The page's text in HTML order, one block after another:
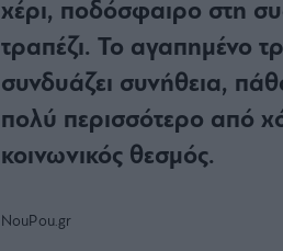
χέρι, ποδόσφαιρο στη
τραπέζι. Το αγαπημένο
συνδυάζει συνήθεια,
πολύ περισσότερο από
κοινωνικός θεσμός.
NouPou.gr